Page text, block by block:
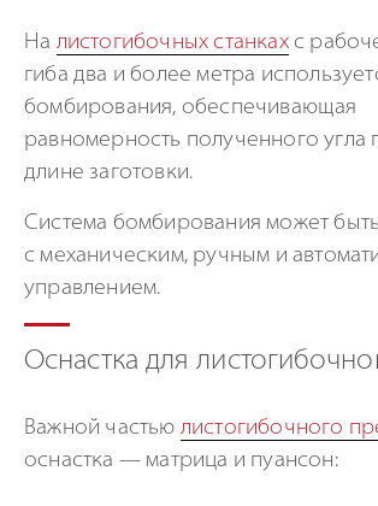
На листогибочных станкахс
гиба два и более метра
бомбирования, обеспечивающая
равномерность полученного угла
длине заготовки.
Система бомбирования может
с механическим, ручным и
управлением.
Оснастка для
Важной частью листогибочного
оснастка — матрица и пуансон: